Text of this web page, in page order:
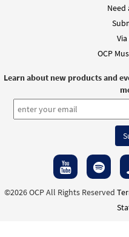
Need
OCP
Learn about new products and
©2026 OCP All Rights Reserved